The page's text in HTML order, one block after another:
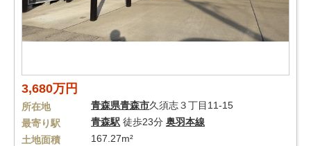
3,680万円
所在地 青森県青森市久須志３丁目11-15
最寄り駅
青森駅 徒歩23分 奥羽本線
土地面積
167.27m²